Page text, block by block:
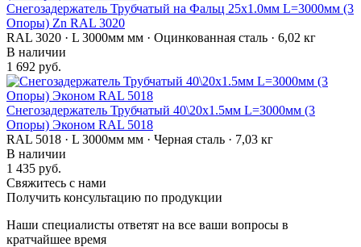
Снегозадержатель Трубчатый на Фальц 25х1.0мм L=3000мм (3
Опоры) Zn RAL 3020
RAL 3020 · L 3000мм мм · Оцинкованная сталь · 6,02 кг
В наличии
1 692 руб.
Снегозадержатель Трубчатый 40\20х1.5мм L=3000мм (3
Опоры) Эконом RAL 5018
RAL 5018 · L 3000мм мм · Черная сталь · 7,03 кг
В наличии
1 435 руб.
Свяжитесь с нами
Получить консультацию по продукции
Наши специалисты ответят на все ваши вопросы в
кратчайшее время